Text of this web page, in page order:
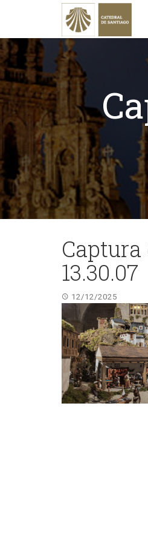
Captura
13.30.07
12/12/2025